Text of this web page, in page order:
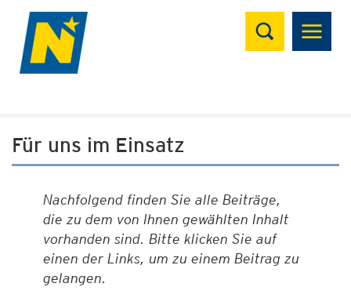
Suchen
Für uns im Einsatz
Nachfolgend finden Sie alle Beiträge,
die zu dem von Ihnen gewählten Inhalt
vorhanden sind. Bitte klicken Sie auf
einen der Links, um zu einem Beitrag zu
gelangen.